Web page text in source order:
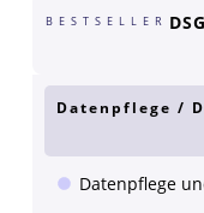
BESTSELLER
Datenpflege /
Datenpflege